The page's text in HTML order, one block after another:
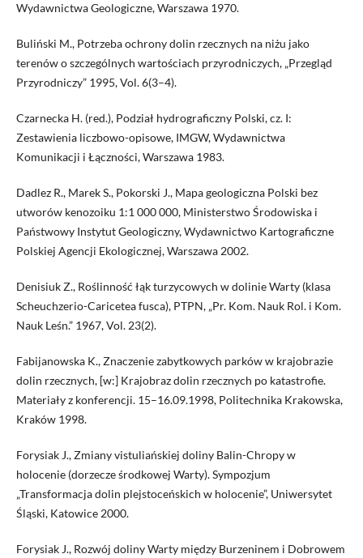
Wydawnictwa Geologiczne, Warszawa 1970.
Buliński M., Potrzeba ochrony dolin rzecznych na niżu jako
terenów o szczególnych wartościach przyrodniczych, „Przegląd
Przyrodniczy” 1995, Vol. 6(3–4).
Czarnecka H. (red.), Podział hydrograficzny Polski, cz. I:
Zestawienia liczbowo-opisowe, IMGW, Wydawnictwa
Komunikacji i Łączności, Warszawa 1983.
Dadlez R., Marek S., Pokorski J., Mapa geologiczna Polski bez
utworów kenozoiku 1:1 000 000, Ministerstwo Środowiska i
Państwowy Instytut Geologiczny, Wydawnictwo Kartograficzne
Polskiej Agencji Ekologicznej, Warszawa 2002.
Denisiuk Z., Roślinność łąk turzycowych w dolinie Warty (klasa
Scheuchzerio-Caricetea fusca), PTPN, „Pr. Kom. Nauk Rol. i Kom.
Nauk Leśn.” 1967, Vol. 23(2).
Fabijanowska K., Znaczenie zabytkowych parków w krajobrazie
dolin rzecznych, [w:] Krajobraz dolin rzecznych po katastrofie.
Materiały z konferencji. 15–16.09.1998, Politechnika Krakowska,
Kraków 1998.
Forysiak J., Zmiany vistuliańskiej doliny Balin-Chropy w
holocenie (dorzecze środkowej Warty). Sympozjum
„Transformacja dolin plejstoceńskich w holocenie”, Uniwersytet
Śląski, Katowice 2000.
Forysiak J., Rozwój doliny Warty między Burzeninem i Dobrowem